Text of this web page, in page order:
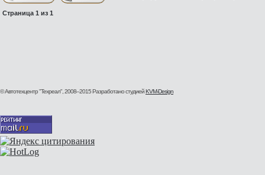
Страница 1 из 1
© Автотехцентр "Техреал", 2008–2015Разработано студиейKVM-Design